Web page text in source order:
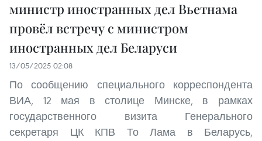
министр иностранных дел Вьетнама
провёл встречу с министром
иностранных дел Беларуси
13/05/2025 02:08
По сообщению специального корреспондента
ВИА, 12 мая в столице Минске, в рамках
государственного визита Генерального
секретаря ЦК КПВ То Лама в Беларусь,